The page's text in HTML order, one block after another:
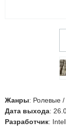
Жанры: Ролевые /
Дата выхода:
Разработчик: